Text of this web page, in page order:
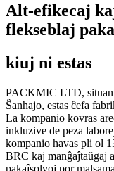
Alt-efikecaj
flekseblaj
kiuj ni estas
PACKMIC LTD,
Ŝanhajo, estas ĉefa
La kompanio kovras
inkluzive de peza
kompanio havas pli ol
BRC kaj manĝaĵtaŭgaj
pakaĵsolvoj por